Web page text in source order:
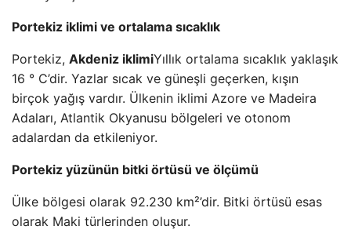
Portekiz iklimi ve ortalama sıcaklık
Portekiz, Akdeniz iklimiYıllık ortalama sıcaklık yaklaşık
16 ° C’dir. Yazlar sıcak ve güneşli geçerken, kışın
birçok yağış vardır. Ülkenin iklimi Azore ve Madeira
Adaları, Atlantik Okyanusu bölgeleri ve otonom
adalardan da etkileniyor.
Portekiz yüzünün bitki örtüsü ve ölçümü
Ülke bölgesi olarak 92.230 km²’dir. Bitki örtüsü esas
olarak Maki türlerinden oluşur.